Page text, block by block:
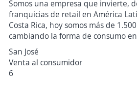
Somos una empresa que invierte,
franquicias de retail en América
Costa Rica, hoy somos más de
cambiando la forma de consumo
San José
Venta al consumidor
6